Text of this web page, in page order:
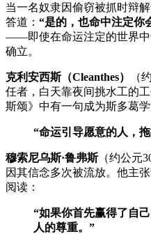
当一名奴隶因偷窃被抓时辩
答道： “是的，也命中注定你
——即使在命运注定的世界
确立。
克利安西斯（Cleanthes）
（
任者，白天靠夜间挑水工的
斯颂》中有一句成为斯多葛学
“命运引导愿意的人，
穆索尼乌斯·鲁弗斯（约公元
因其信念多次被流放。他主
阅读：
“如果你首先赢得了自
人的尊重。”